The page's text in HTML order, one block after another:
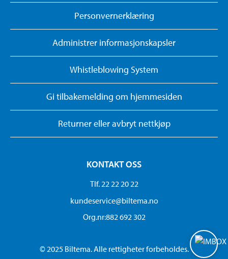
Personvernerklæring
Administrer informasjonskapsler
Whistleblowing System
Gi tilbakemelding om hjemmesiden
Returner eller avbryt nettkjøp
KONTAKT OSS
Tlf. 22 22 20 22
kundeservice@biltema.no
Org.nr:882 692 302
© 2025 Biltema. Alle rettigheter forbeholdes.